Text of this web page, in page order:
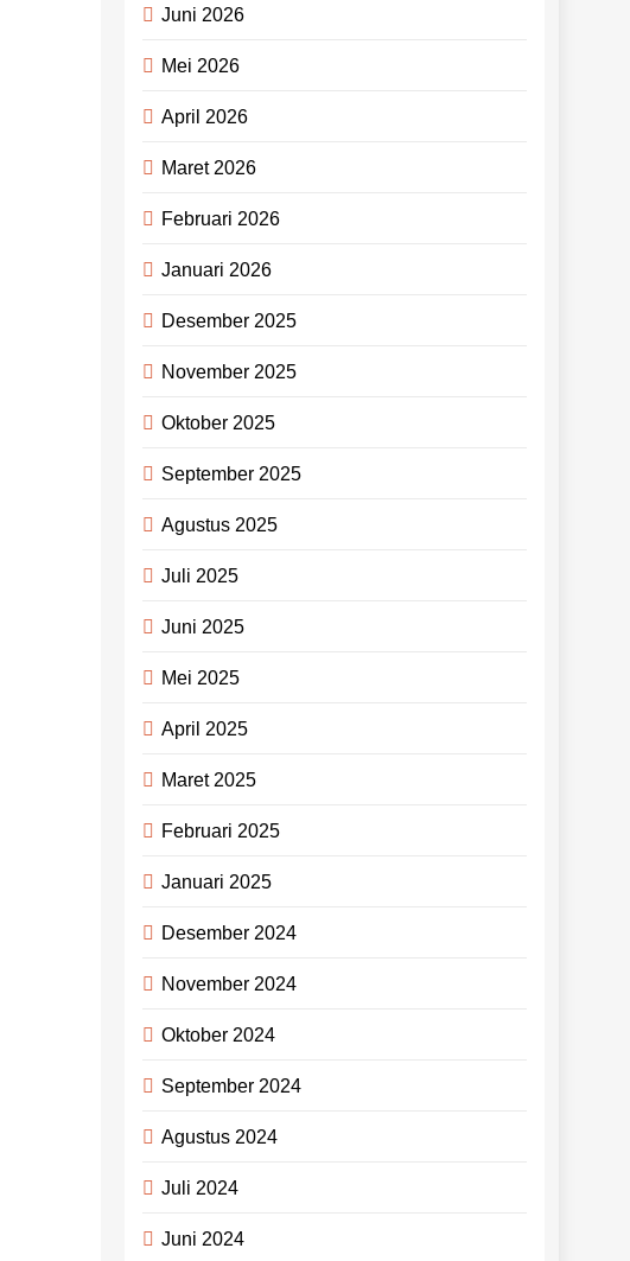
Juni 2026
Mei 2026
April 2026
Maret 2026
Februari 2026
Januari 2026
Desember 2025
November 2025
Oktober 2025
September 2025
Agustus 2025
Juli 2025
Juni 2025
Mei 2025
April 2025
Maret 2025
Februari 2025
Januari 2025
Desember 2024
November 2024
Oktober 2024
September 2024
Agustus 2024
Juli 2024
Juni 2024